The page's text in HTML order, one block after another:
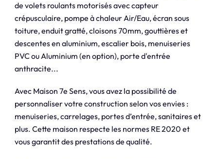
de volets roulants motorisés avec capteur
crépusculaire, pompe à chaleur Air/Eau, écran sous
toiture, enduit gratté, cloisons 70mm, gouttières et
descentes en aluminium, escalier bois, menuiseries
PVC ou Aluminium (en option), porte d'entrée
anthracite...
Avec Maison 7e Sens, vous avez la possibilité de
personnaliser votre construction selon vos envies :
menuiseries, carrelages, portes d’entrée, sanitaires et
plus. Cette maison respecte les normes RE 2020 et
vous garantit des prestations de qualité.